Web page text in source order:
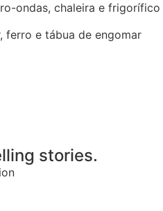
ondas, chaleira e frigorífico
ferro e tábua de engomar
stories.